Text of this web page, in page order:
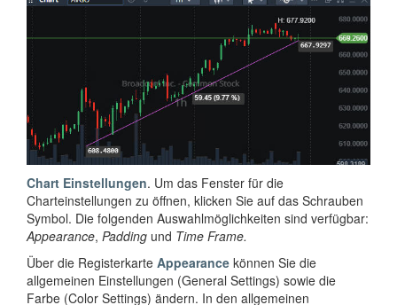
Chart Einstellungen. Um das Fenster für die
Charteinstellungen zu öffnen, klicken Sie auf das Schrauben
Symbol. Die folgenden Auswahlmöglichkeiten sind verfügbar:
Appearance, Padding und Time Frame.
Über die Registerkarte Appearance können Sie die
allgemeinen Einstellungen (General Settings) sowie die
Farbe (Color Settings) ändern. In den allgemeinen